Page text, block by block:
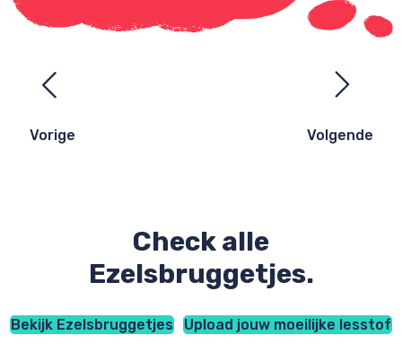
Ezelsbruggetjes
navigatie
Vorige Volgende
Check alle
Ezelsbruggetjes.
Bekijk Ezelsbruggetjes Upload jouw moeilijke lesstof